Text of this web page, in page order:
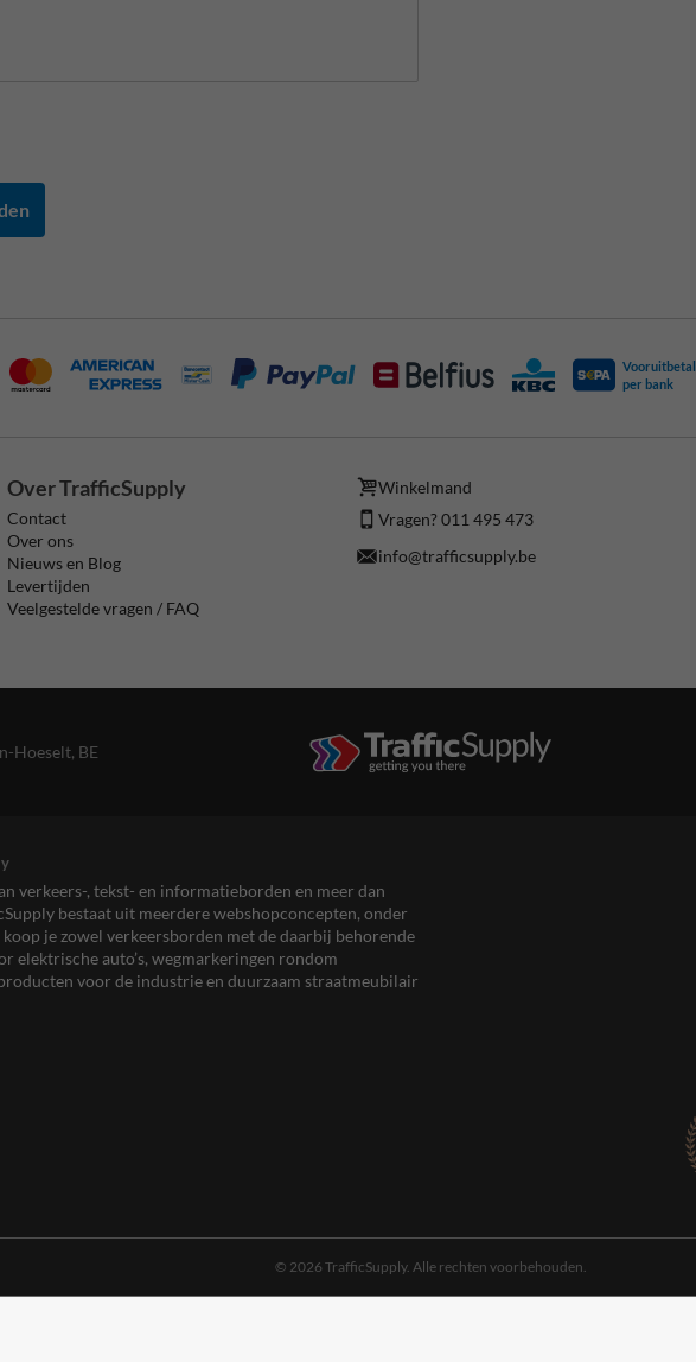
per bank
Over TrafficSupply
Contact
Over ons
Nieuws en Blog
Levertijden
Veelgestelde vragen / FAQ
Winkelmand
Vragen? 011 495 473
info@trafficsupply.be
Hoeselt, BE
verkeers-, tekst- en informatieborden en meer dan
bestaat uit meerdere webshopconcepten, onder
je zowel verkeersborden met de daarbij behorende
elektrische auto’s, wegmarkeringen rondom
voor de industrie en duurzaam straatmeubilair
© 2026 TrafficSupply. Alle rechten voorbehouden.